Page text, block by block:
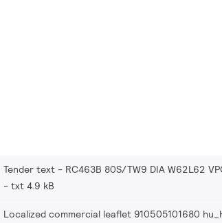
Tender text - RC463B 80S/TW9 DIA W62L62
txt 4.9 kB
Localized commercial leaflet 910505101680